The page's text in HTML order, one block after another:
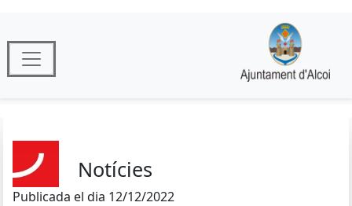
Notícies
Publicada el dia 12/12/2022